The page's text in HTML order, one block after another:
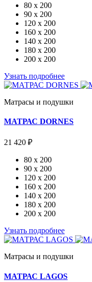
80 x 200
90 x 200
120 x 200
160 x 200
140 x 200
180 x 200
200 x 200
Узнать подробнее
Матрасы и подушки
МАТРАС DORNES
21 420 ₽
80 x 200
90 x 200
120 x 200
160 x 200
140 x 200
180 x 200
200 x 200
Узнать подробнее
Матрасы и подушки
МАТРАС LAGOS